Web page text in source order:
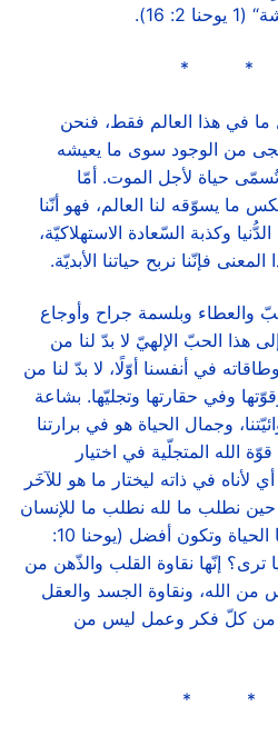
2: 16).
* *
ما في هذا العالم فقط، فنحن
من الوجود سوى ما يعيشه
حياة لأجل الموت. أمّا
ما يسوّقه لنا العالم، فهو أنّنا
وكذبة السّعادة الاستهلاكيّة،
فإنّنا نربح حياتنا الأبديّة.
والعطاء وبلسمة جراح وأوجاع
هذا الحبّ الإلهيّ لا بدّ لنا من
في أنفسنا أوّلًا، لا بدّ لنا من
وفي حقارتها وتجليّها. بشاعة
وجمال الحياة هو في برارتنا
الله المتجلّية في اختيار
لأناه في ذاته ليختار ما هو للآخَر
نطلب ما لله نطلب ما للإنسان
حقًّا، والرَّبّ قد أتى لتكون لنا الحياة وتكون أفضل (يوحنا 10:
ترى؟ إنّها نقاوة القلب والذّهن من
الله، ونقاوة الجسد والعقل
كلّ فكر وعمل ليس من
* *